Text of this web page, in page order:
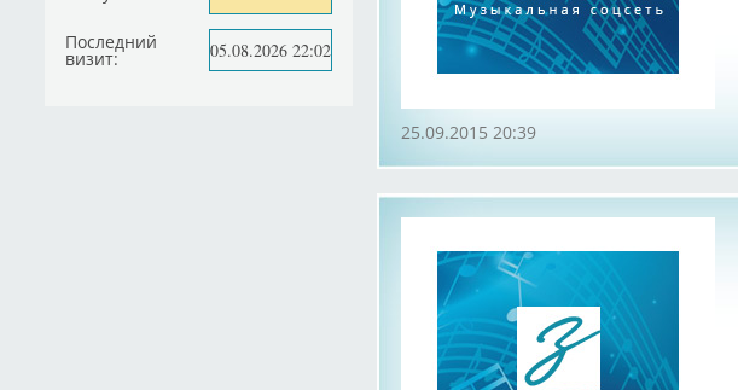
Последний
визит: 05.08.2026 22:02
25.09.2015 20:39